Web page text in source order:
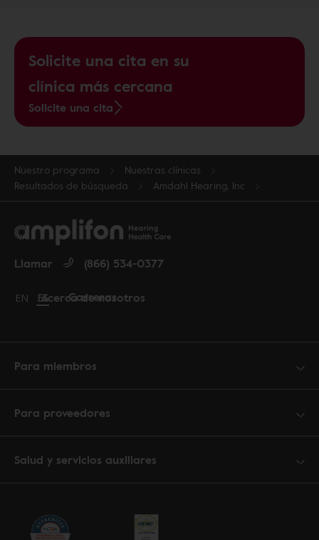
Solicite una cita en su
clínica más cercana
Solicite una cita
Nuestro programa
Nuestras clínicas
Resultados de búsqueda
Amdahl Hearing, Inc
Acerca de nosotros
Carreras
Llamar (866) 534-0377
Change language to English
EN Cambiar idioma a español
ES
Para miembros
Para proveedores
Salud y servicios auxiliares